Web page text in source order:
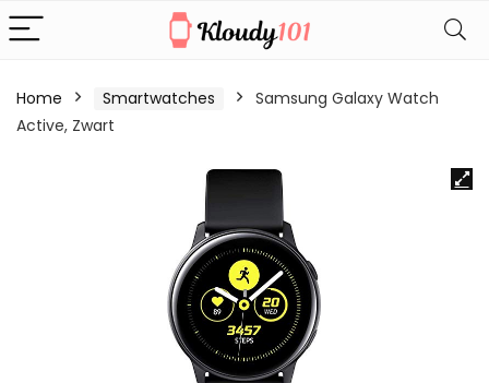
Home Smartwatches
Samsung Galaxy Watch
Active, Zwart